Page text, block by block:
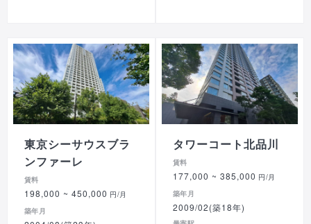
東京シーサウスブラ
ンファーレ
賃料
198,000 ~ 450,000 円/月
築年月
タワーコート北品川
賃料
177,000 ~ 385,000 円/月
築年月
2009/02(築18年)